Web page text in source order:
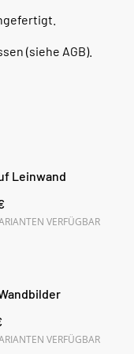
(siehe AGB).
Leinwand
VERFÜGBAR
VERFÜGBAR